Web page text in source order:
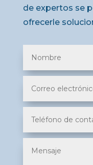
de expertos se
ofrecerle